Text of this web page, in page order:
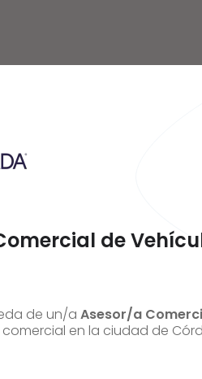
de
de un/a Asesor/a
en la ciudad de